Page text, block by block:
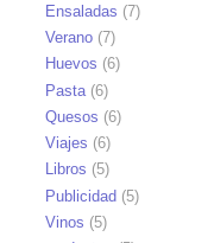
Ensaladas (7)
Verano (7)
Huevos (6)
Pasta (6)
Quesos (6)
Viajes (6)
Libros (5)
Publicidad (5)
Vinos (5)